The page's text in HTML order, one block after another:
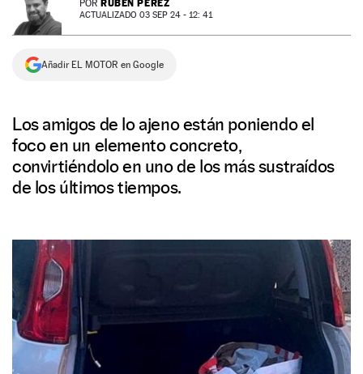
NEWSLETTER
SÍGUENOS
POR RUBÉN PÉREZ
ACTUALIZADO 03 SEP 24 - 12: 41
Añadir EL MOTOR en Google
Los amigos de lo ajeno están poniendo el
foco en un elemento concreto,
convirtiéndolo en uno de los más sustraídos
de los últimos tiempos.